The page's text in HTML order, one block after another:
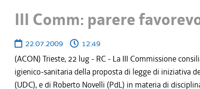
III Comm: parere
22.07.2009
12:49
(ACON) Trieste, 22 lug - RC - La III Commissione
igienico-sanitaria della proposta di legge di iniziativa
(UDC), e di Roberto Novelli (PdL) in materia di